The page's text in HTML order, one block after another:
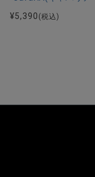
¥5,390 (税込)